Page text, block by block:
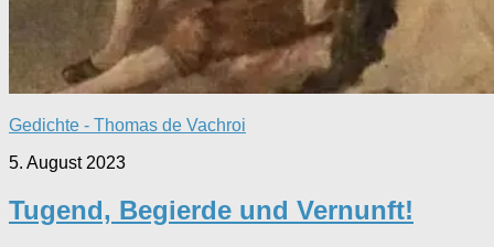
Gedichte - Thomas de Vachroi
5. August 2023
Tugend, Begierde und Vernunft!